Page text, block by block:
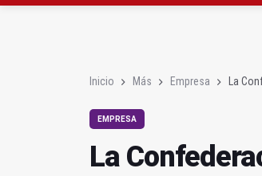
Inicio Más Empresa La
EMPRESA
La